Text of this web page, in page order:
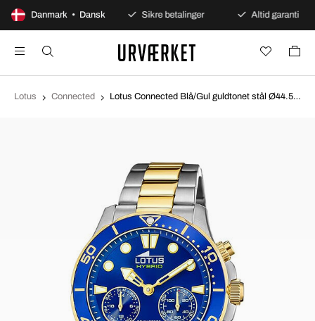
Danmark • Dansk
100 dages åbent køb Sikre betalinger Altid garanti
Lotus Connected Lotus Connected Blå/Gul guldtonet stål Ø44.5 mm 18801/1